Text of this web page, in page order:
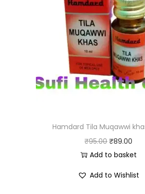
Hamdard Tila Muqawwi
₹95.00 ₹89.00
Add to basket
Add to Wishlist